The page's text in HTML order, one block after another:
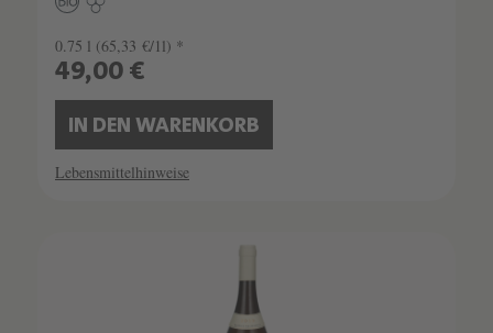
0.75 l (65,33 €/1l) *
49,00 €
IN DEN WARENKORB
Lebensmittelhinweise